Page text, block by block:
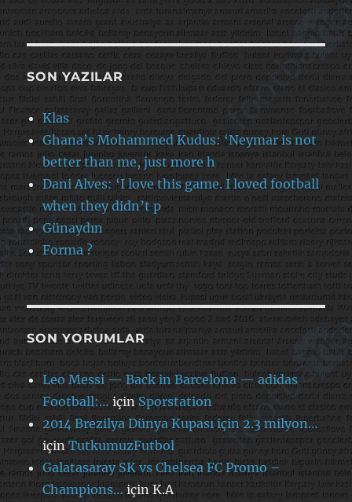
SON YAZILAR
Klas
Ghana’s Mohammed Kudus: ‘Neymar is not
better than me, just more h
Dani Alves: ‘I love this game. I loved football
when they didn’t p
Günaydın
Forma ?
SON YORUMLAR
Leo Messi — Back in Barcelona — adidas
Football:… için Sporstation
2014 Brezilya Dünya Kupası için 2.3 milyon…
içinTutkumuzFutbol
Galatasaray SK vs Chelsea FC Promo –
Champions…içinK.A